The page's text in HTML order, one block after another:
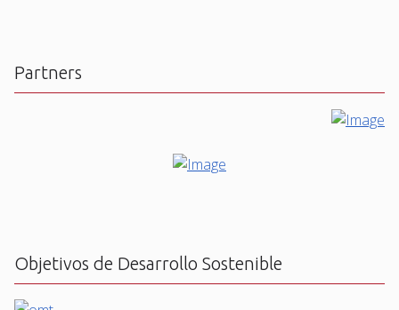
Partners
Objetivos de Desarrollo Sostenible